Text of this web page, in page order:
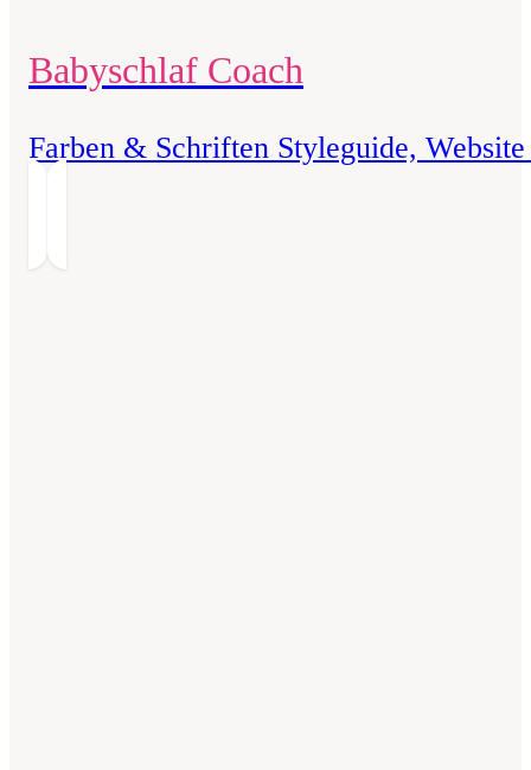
Babyschlaf Coach
Farben & Schriften Styleguide,